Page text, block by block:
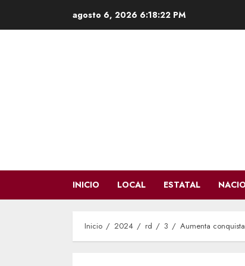
agosto 6, 2026 6:18:23 PM
INICIO LOCAL ESTATAL
Inicio 2024 rd 3 Aumenta